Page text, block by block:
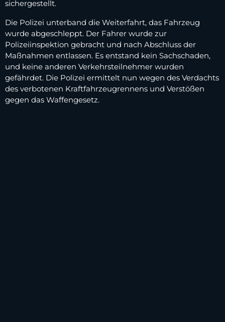
sichergestellt.
Die Polizei unterband die Weiterfahrt, das Fahrzeug
wurde abgeschleppt. Der Fahrer wurde zur
Polizeiinspektion gebracht und nach Abschluss der
Maßnahmen entlassen. Es entstand kein Sachschaden,
und keine anderen Verkehrsteilnehmer wurden
gefährdet. Die Polizei ermittelt nun wegen des Verdachts
des verbotenen Kraftfahrzeugrennens und Verstößen
gegen das Waffengesetz.